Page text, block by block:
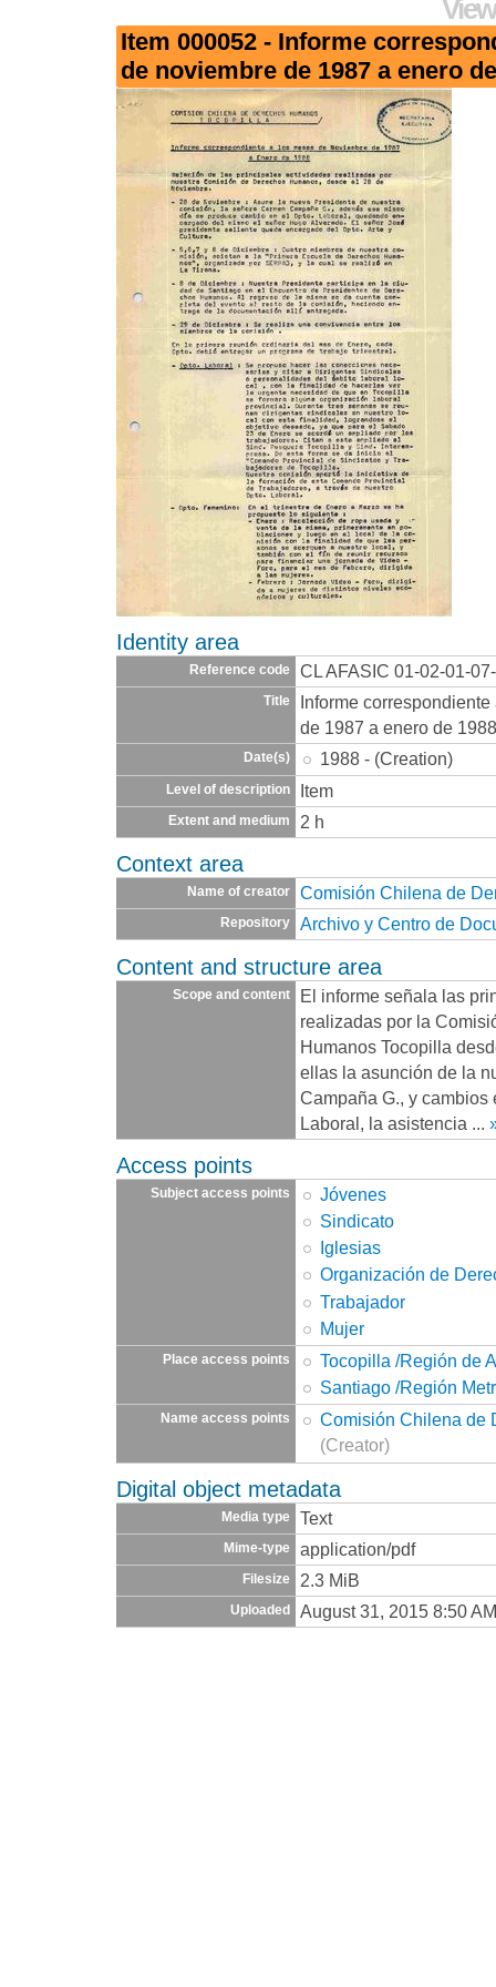
Item 000052 - Informe
de noviembre de 1987 a enero
Identity area
Reference code CL AFASIC 01-02-01-
Title
Informe
de 1987 a enero de 1988
Date(s) 1988 - (Creation)
Level of description Item
Extent and medium 2 h
Context area
Name of creator Comisión Chilena de
Repository Archivo y Centro de
Content and structure area
Scope and content
El informe señala las
realizadas por la
Humanos Tocopilla
ellas la asunción de la
Campaña G., y cambios
Laboral, la asistencia
Access points
Subject access points
Jóvenes
Sindicato
Iglesias
Organización de
Trabajador
Mujer
Place access points
Tocopilla /Región de
Santiago /Región
Name access points
Comisión Chilena de
(Creator)
Digital object metadata
Media type Text
Mime-type application/pdf
Filesize 2.3 MiB
Uploaded August 31, 2015 8:50 AM